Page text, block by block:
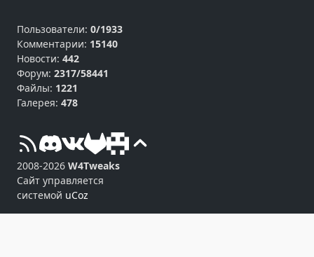
Пользователи: 0/1933
Комментарии: 15140
Новости: 442
Форум: 2317/58441
Файлы: 1221
Галерея: 478
2008-2026 W4Tweaks
Сайт управляется
системой uCoz